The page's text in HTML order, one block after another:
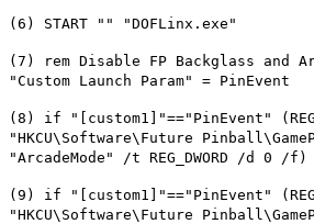
(6) START "" "DOFLinx.exe"
(7) rem Disable FP Backglass and
"Custom Launch Param" = PinEvent
(8) if "[custom1]"=="PinEvent" (REG
"HKCU\Software\Future
"ArcadeMode" /t REG_DWORD /d 0 /f)
(9) if "[custom1]"=="PinEvent" (REG
"HKCU\Software\Future